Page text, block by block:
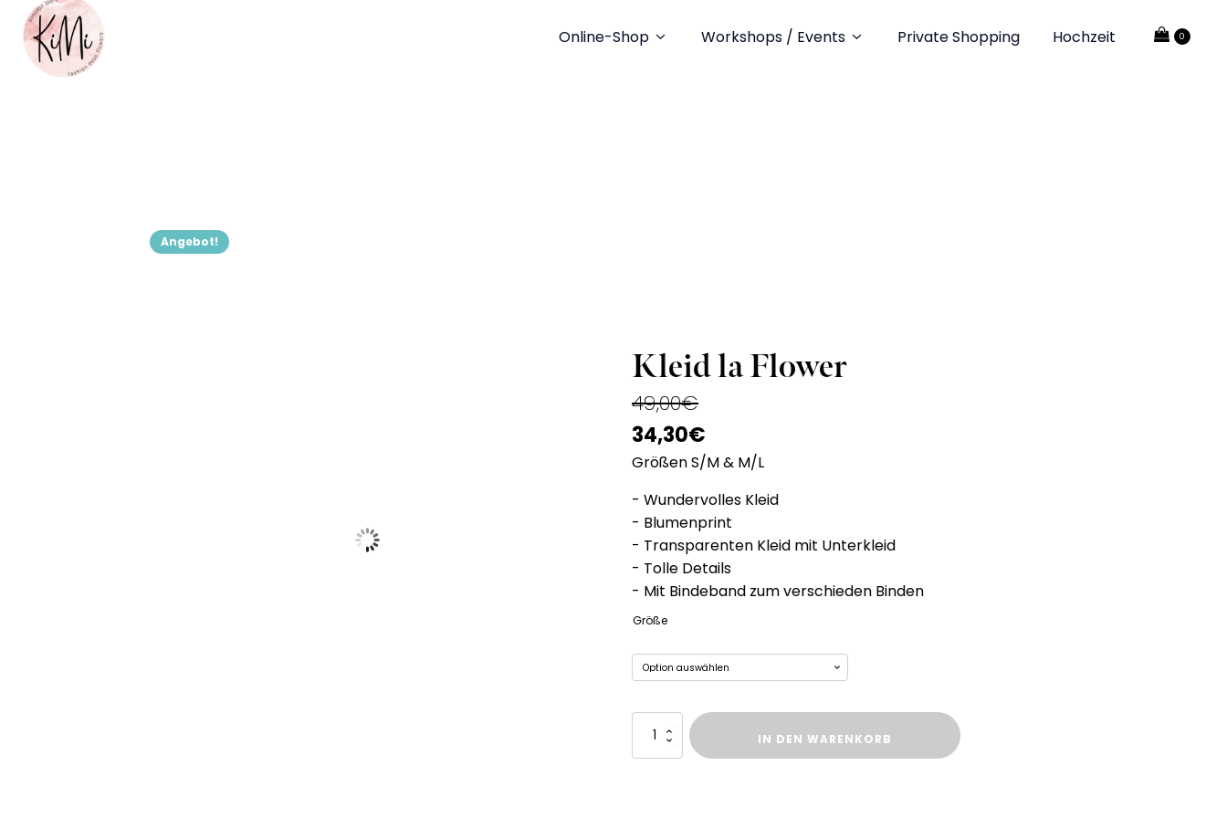
Online-Shop Workshops / Events Private Shopping Hochzeit
Angebot!
Kleid la Flower
49,00€
Ursprünglicher
Preis
war:
49,00€
34,30€
Preis
ist:
34,30€.
Größen S/M & M/L
- Wundervolles Kleid
- Blumenprint
- Transparenten Kleid mit Unterkleid
- Tolle Details
- Mit Bindeband zum verschieden Binden
Größe
Kleid
Flower
IN DEN WARENKORB